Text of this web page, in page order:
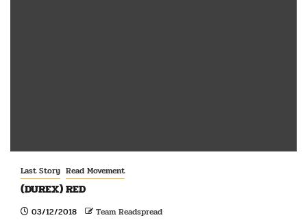
Last Story Read Movement
(DUREX) RED
03/12/2018 Team Readspread